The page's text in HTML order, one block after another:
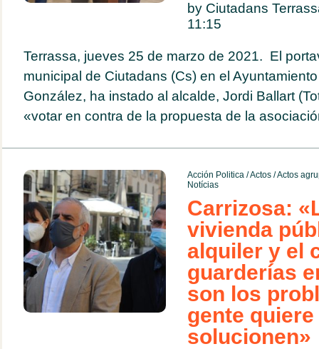
by Ciutadans
11:15
Terrassa, jueves 25 de marzo de 2021. El
municipal de Ciutadans (Cs) en el
González, ha instado al alcalde, Jordi Ballart
«votar en contra de la propuesta de la
Acción Politica/Actos/Actos
Notícias
Carrizosa:
vivienda
alquiler y el
guarderías
son los
gente quiere
solucionen»